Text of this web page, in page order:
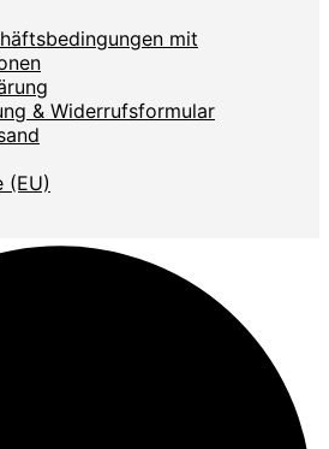
mit
& Widerrufsformular
(EU)